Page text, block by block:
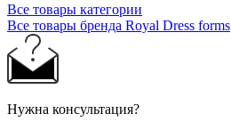
Все товары категории
Все товары бренда Royal Dress forms
Нужна консультация?